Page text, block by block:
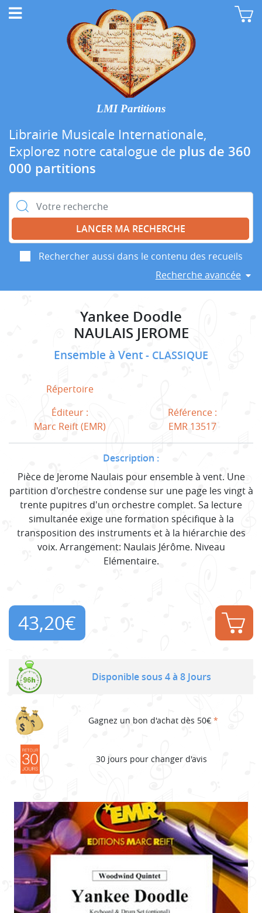
LMI Partitions
Librairie Musicale Internationale,
Explorez notre catalogue de plus de 360
000 partitions
Rechercher :
Rechercher aussi dans le contenu des recueils
Recherche avancée
Yankee Doodle
NAULAIS JEROME
Ensemble à Vent CLASSIQUE
Répertoire
Éditeur :
Marc Reift (EMR)
Référence :
EMR 13517
Description :
Pièce de Jerome Naulais pour ensemble à vent. Une
partition d'orchestre condense sur une page les vingt à
trente pupitres d'un orchestre complet. Sa lecture
simultanée exige une formation spécifique à la
transposition des instruments et à la hiérarchie des
voix. Arrangement: Naulais Jérôme. Niveau
Elémentaire.
43,20€
Disponible sous 4 à 8 Jours
Gagnez un bon d'achat dès 50€ *
30 jours pour changer d'avis